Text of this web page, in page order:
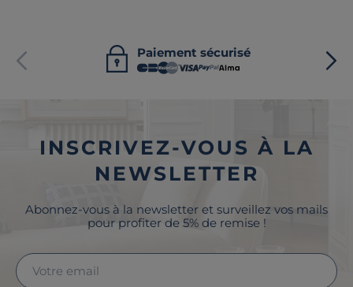
Paiement sécurisé
INSCRIVEZ-VOUS À LA
NEWSLETTER
Abonnez-vous à la newsletter et surveillez vos mails
pour profiter de 5% de remise !